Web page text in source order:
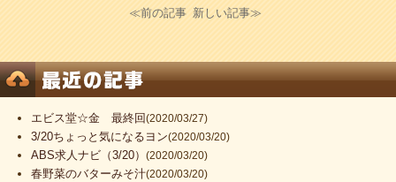
≪前の記事 新しい記事≫
エビス堂☆金 最終回(2020/03/27)
3/20ちょっと気になるヨン(2020/03/20)
ABS求人ナビ（3/20）(2020/03/20)
春野菜のバターみそ汁(2020/03/20)